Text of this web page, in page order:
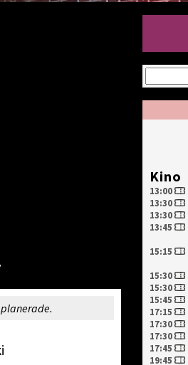
Kino
13:00
13:30
13:30
13:45
15:15
15:30
15:30
15:45
17:15
17:30
17:30
17:45
19:45